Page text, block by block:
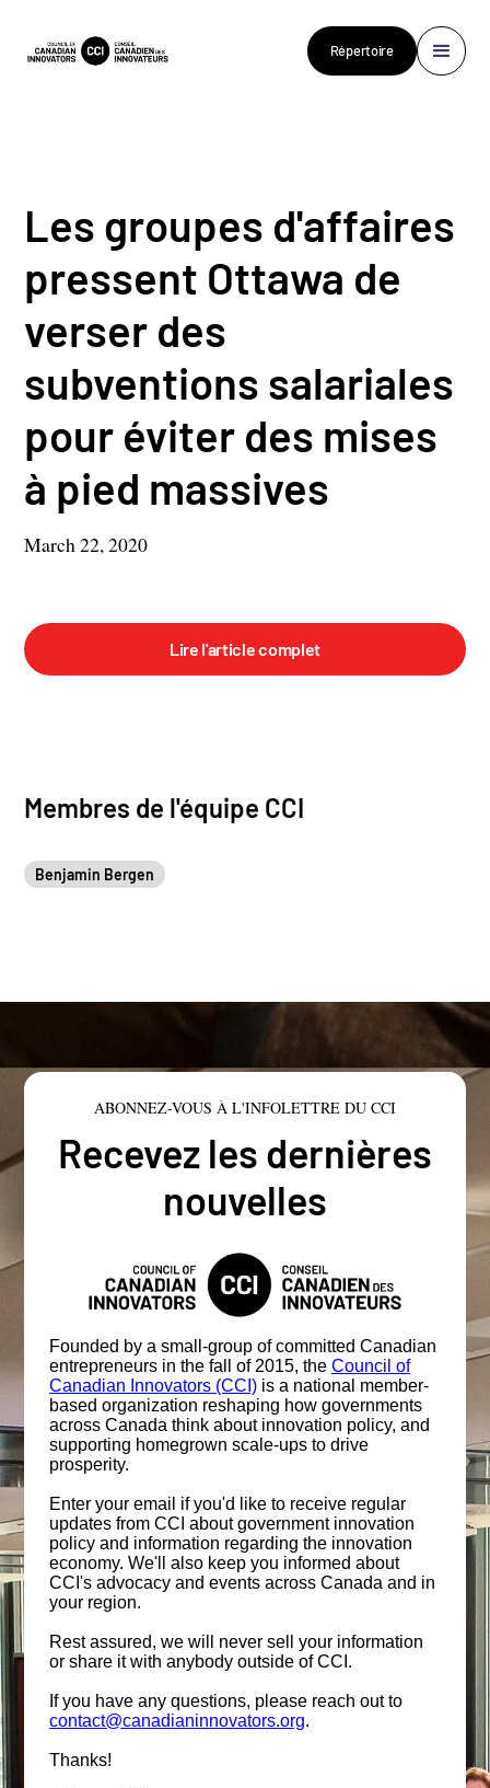
Répertoire
Les groupes d'affaires
pressent Ottawa de
verser des
subventions salariales
pour éviter des mises
à pied massives
March 22, 2020
Lire l'article complet
Membres de l'équipe CCI
Benjamin Bergen
ABONNEZ-VOUS À L'INFOLETTRE DU CCI
Recevez les dernières
nouvelles